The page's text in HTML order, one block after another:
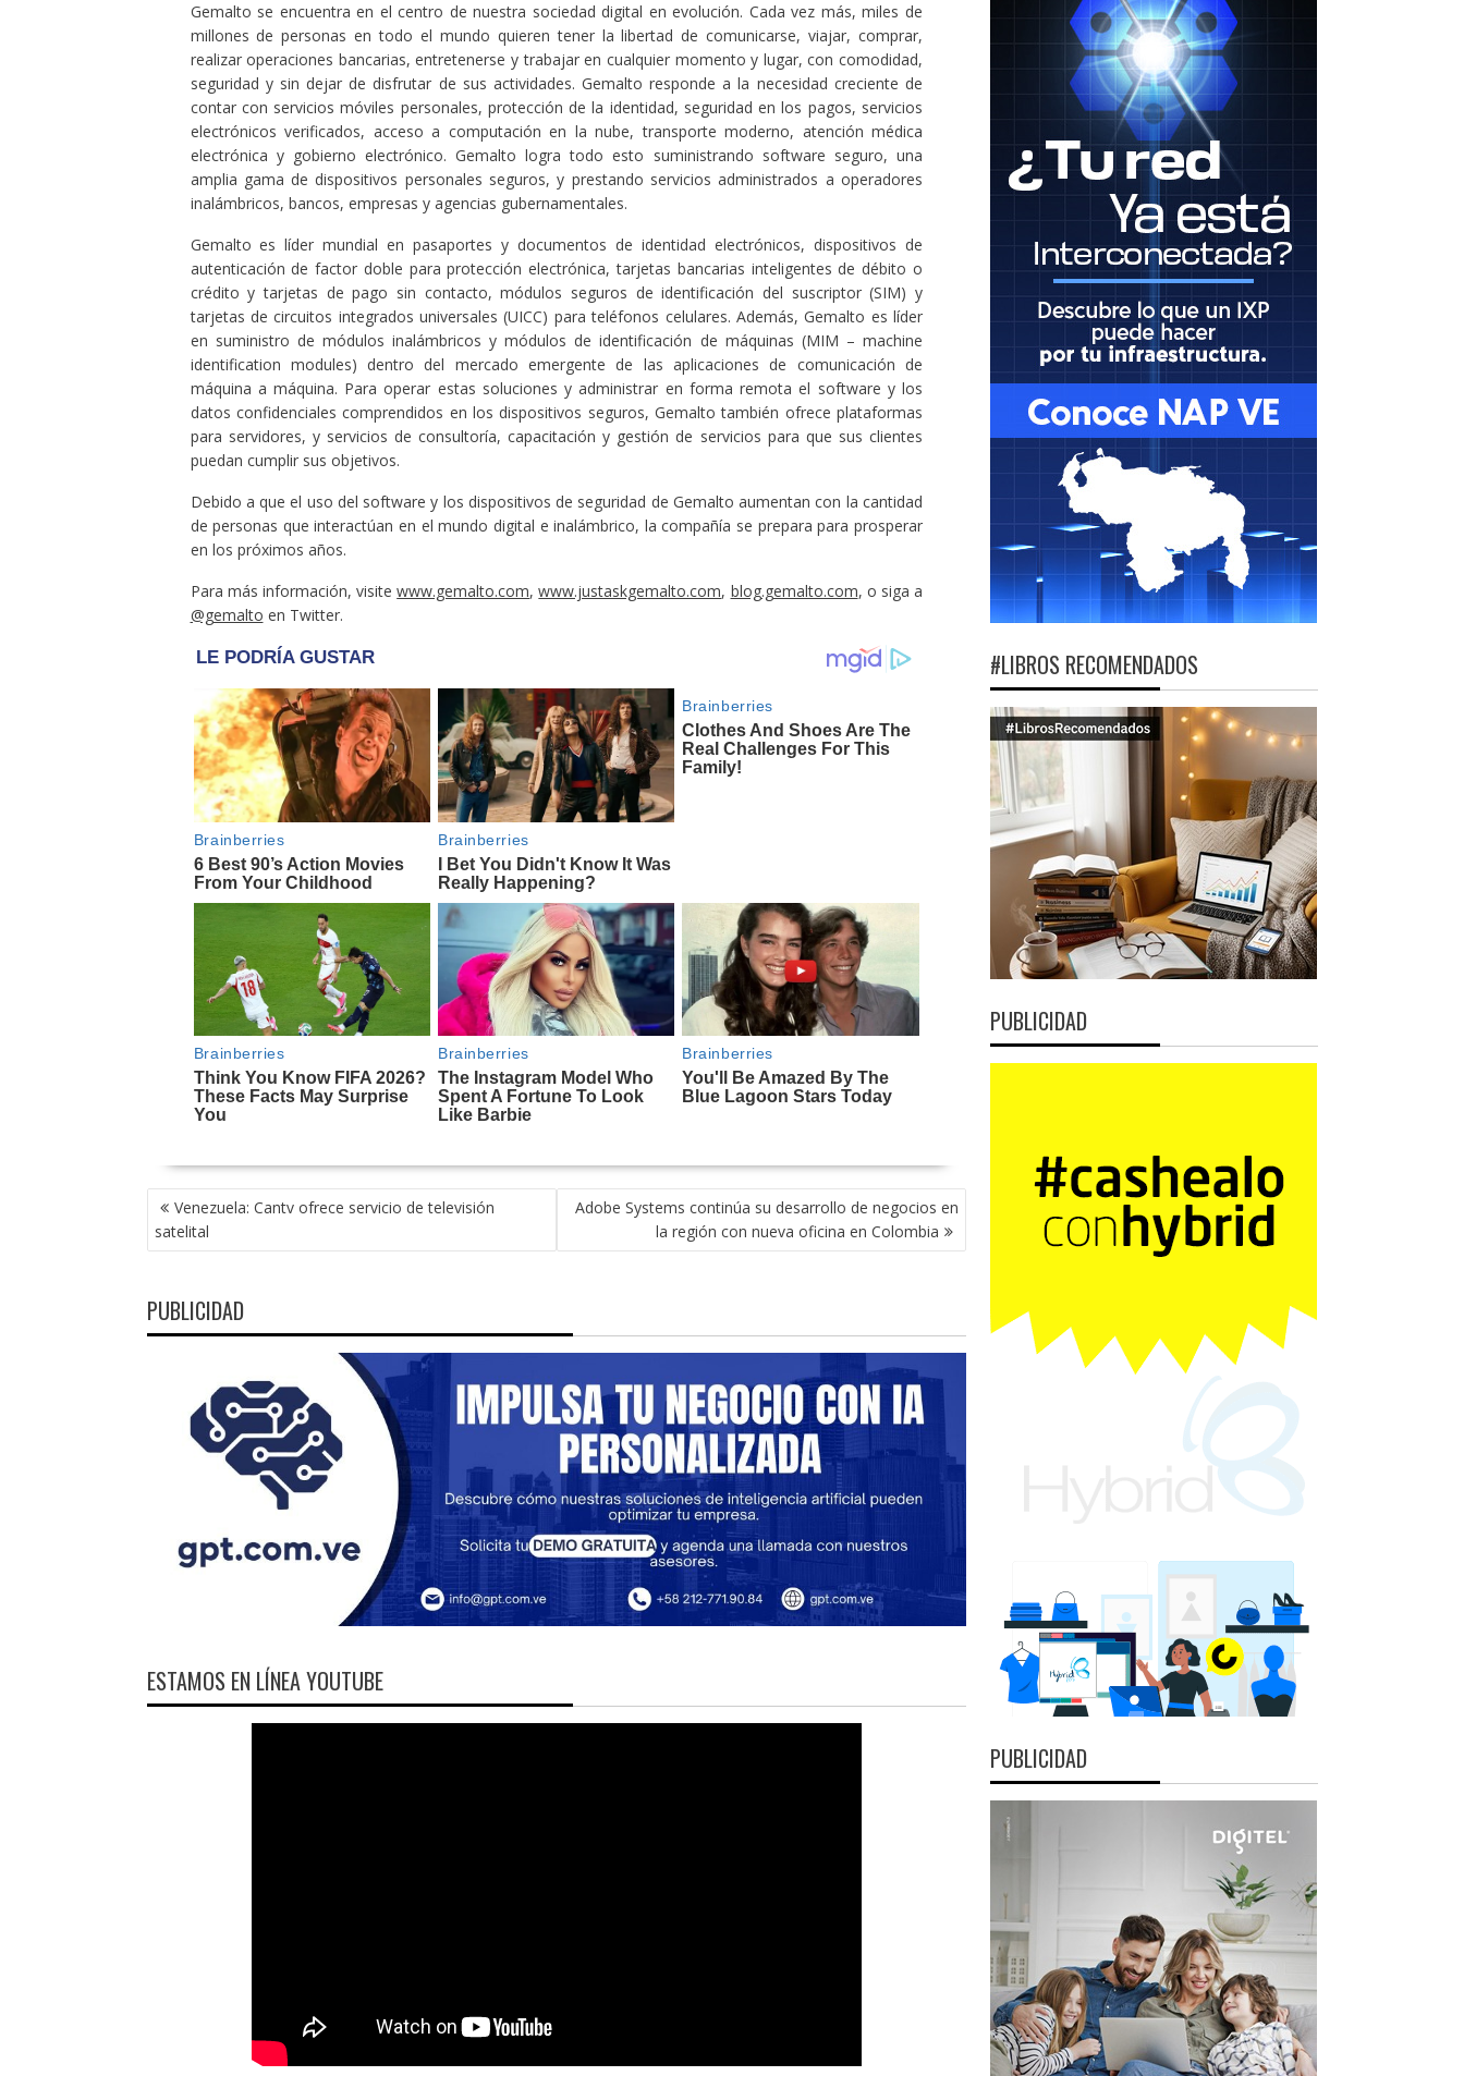
Gemalto se encuentra en el centro de nuestra sociedad digital en evolución. Cada vez más, miles de
millones de personas en todo el mundo quieren tener la libertad de comunicarse, viajar, comprar,
realizar operaciones bancarias, entretenerse y trabajar en cualquier momento y lugar, con comodidad,
seguridad y sin dejar de disfrutar de sus actividades. Gemalto responde a la necesidad creciente de
contar con servicios móviles personales, protección de la identidad, seguridad en los pagos, servicios
electrónicos verificados, acceso a computación en la nube, transporte moderno, atención médica
electrónica y gobierno electrónico. Gemalto logra todo esto suministrando software seguro, una
amplia gama de dispositivos personales seguros, y prestando servicios administrados a operadores
inalámbricos, bancos, empresas y agencias gubernamentales.
Gemalto es líder mundial en pasaportes y documentos de identidad electrónicos, dispositivos de
autenticación de factor doble para protección electrónica, tarjetas bancarias inteligentes de débito o
crédito y tarjetas de pago sin contacto, módulos seguros de identificación del suscriptor (SIM) y
tarjetas de circuitos integrados universales (UICC) para teléfonos celulares. Además, Gemalto es líder
en suministro de módulos inalámbricos y módulos de identificación de máquinas (MIM – machine
identification modules) dentro del mercado emergente de las aplicaciones de comunicación de
máquina a máquina. Para operar estas soluciones y administrar en forma remota el software y los
datos confidenciales comprendidos en los dispositivos seguros, Gemalto también ofrece plataformas
para servidores, y servicios de consultoría, capacitación y gestión de servicios para que sus clientes
puedan cumplir sus objetivos.
Debido a que el uso del software y los dispositivos de seguridad de Gemalto aumentan con la cantidad
de personas que interactúan en el mundo digital e inalámbrico, la compañía se prepara para prosperar
en los próximos años.
Para más información, visitewww.gemalto.com,www.justaskgemalto.com, blog.gemalto.com, o siga a
@gemalto en Twitter.
NAVEGACIÓN
DE
ENTRADAS
Venezuela: Cantv ofrece servicio de televisión
satelital
Adobe Systems continúa su desarrollo de negocios en
la región con nueva oficina en Colombia
PUBLICIDAD
ESTAMOS EN LÍNEA YOUTUBE
#LIBROS RECOMENDADOS
PUBLICIDAD
PUBLICIDAD